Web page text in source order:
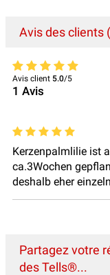
Avis des clients
Avis client 5.0/5
1 Avis
Kerzenpalmlilie ist
ca.3Wochen
deshalb eher
Partagez votre
des Tells®...